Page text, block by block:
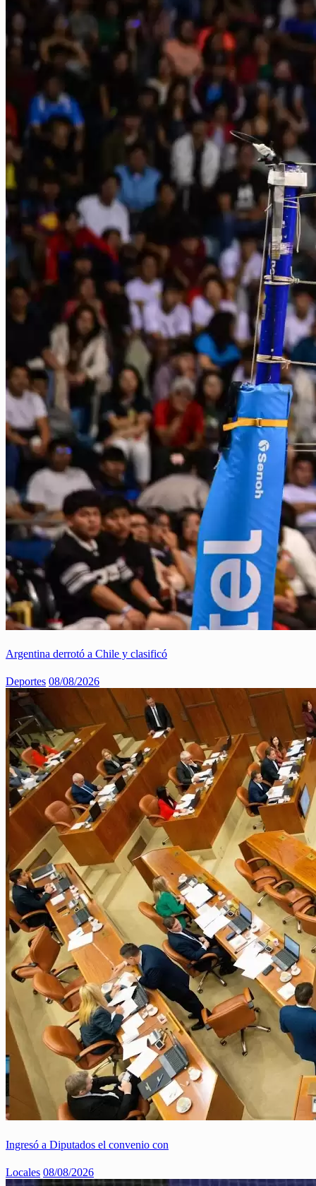
Argentina derrotó a Chile y clasificó
Deportes 08/08/2026
Ingresó a Diputados el convenio con
Locales 08/08/2026